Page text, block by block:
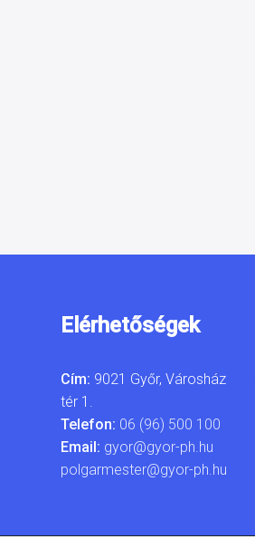
Elérhetőségek
Cím: 9021 Győr, Városház
tér 1.
Telefon: 06 (96) 500 100
Email: gyor@gyor-ph.hu
polgarmester@gyor-ph.hu